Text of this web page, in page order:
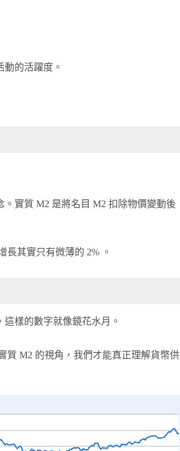
的活躍度。
實質 M2 是將名目 M2 扣除物價變動後
長其實只有微薄的 2% 。
樣的數字就像鏡花水月。
質 M2 的視角，我們才能真正理解貨幣供